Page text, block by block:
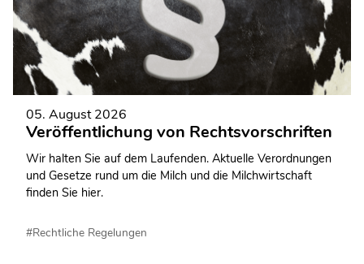
05. August 2026
Veröffentlichung von Rechtsvorschriften
Wir halten Sie auf dem Laufenden. Aktuelle Verordnungen
und Gesetze rund um die Milch und die Milchwirtschaft
finden Sie hier.
#Rechtliche Regelungen